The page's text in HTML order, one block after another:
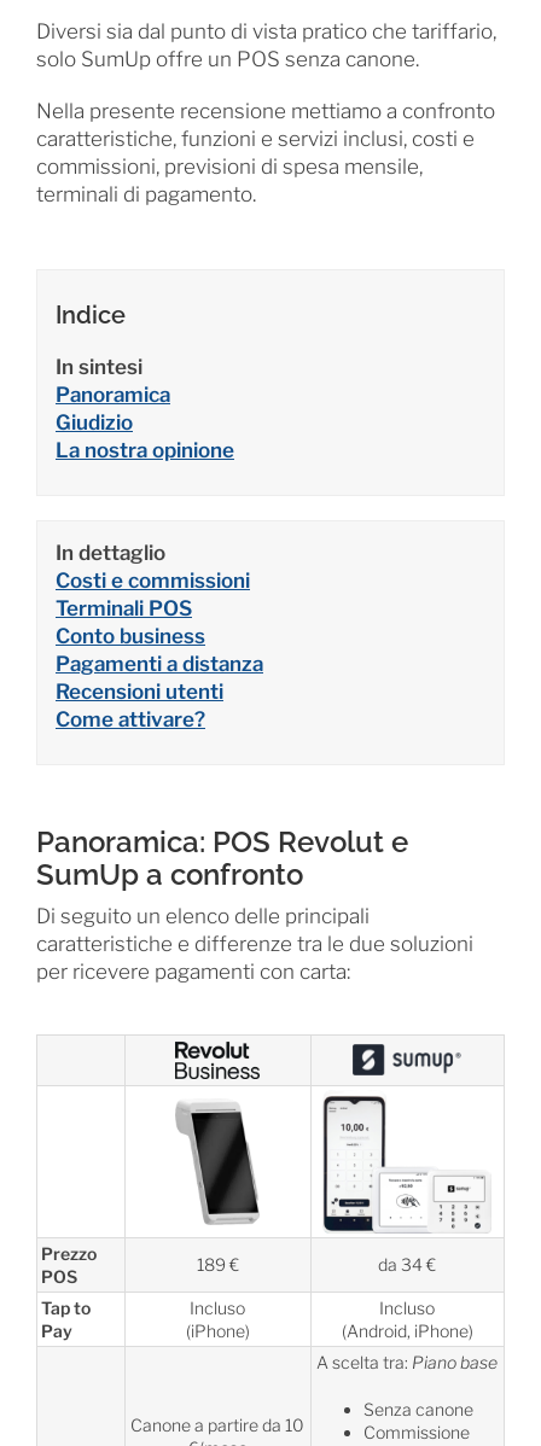
Diversi sia dal punto di vista pratico che tariffario,
solo SumUp offre un POS senza canone.
Nella presente recensione mettiamo a confronto
caratteristiche, funzioni e servizi inclusi, costi e
commissioni, previsioni di spesa mensile,
terminali di pagamento.
Indice
In sintesi
Panoramica
Giudizio
La nostra opinione
In dettaglio
Costi e commissioni
Terminali POS
Conto business
Pagamenti a distanza
Recensioni utenti
Come attivare?
Panoramica: POS Revolut e
SumUp a confronto
Di seguito un elenco delle principali
caratteristiche e differenze tra le due soluzioni
per ricevere pagamenti con carta:
Prezzo
POS
189 € da 34 €
Tap to
Pay
Incluso
(iPhone)
Incluso
(Android, iPhone)
Canone a partire da 10
A scelta tra: Piano base
Senza canone
Commissione